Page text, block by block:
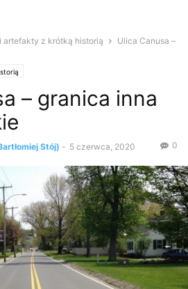
artefakty z krótką historią
Ulica Canusa –
– granica inna
Stój) - 5 czerwca, 2020 0